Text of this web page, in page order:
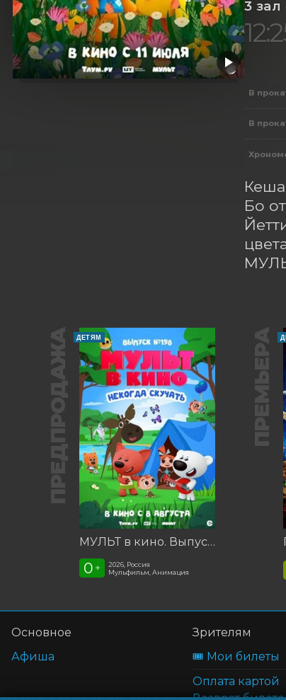
3 зал
В
В
Бо
ПРЕДПРОДАЖА ДЕТЯМ
МУЛЬТ в кино. Выпуск №198. Некогда скучать
0 +
2026, Россия
Мульфильм, Анимация
ПРЕМЬЕРА
Основное
Афиша
Зрителям
🎟️ Мои билеты
Оплата картой